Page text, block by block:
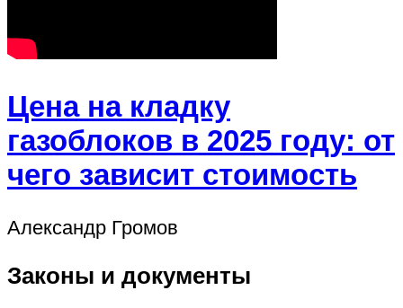
Цена на кладку
газоблоков в 2025 году: от
чего зависит стоимость
Александр Громов
Законы и документы